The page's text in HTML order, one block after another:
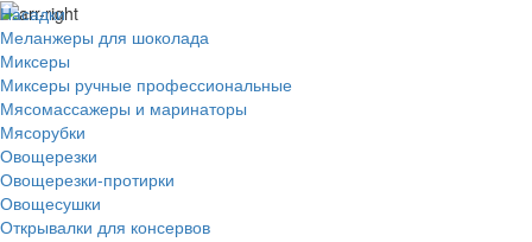
Насадки
Меланжеры для шоколада
Миксеры
Миксеры ручные профессиональные
Мясомассажеры и маринаторы
Мясорубки
Овощерезки
Овощерезки-протирки
Овощесушки
Открывалки для консервов